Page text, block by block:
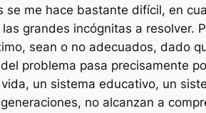
se me hace bastante difícil, en
grandes incógnitas a resolver.
sean o no adecuados, dado
problema pasa precisamente
un sistema educativo, un
no alcanzan a